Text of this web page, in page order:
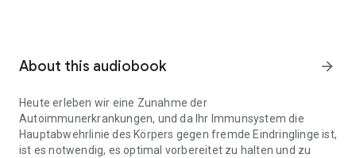
About this audiobook arrow_forward
Heute erleben wir eine Zunahme der
Autoimmunerkrankungen, und da Ihr Immunsystem die
Hauptabwehrlinie des Körpers gegen fremde Eindringlinge ist,
ist es notwendig, es optimal vorbereitet zu halten und zu